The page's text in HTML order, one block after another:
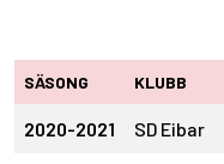
SÄSONG KLUBB
2020-2021 SD Eibar